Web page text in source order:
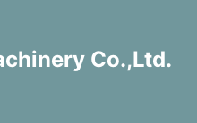
Co.,Ltd.